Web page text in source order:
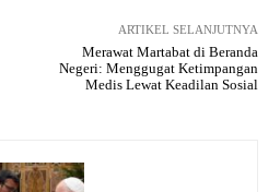
ARTIKEL SELANJUTNYA
Merawat Martabat di Beranda
Negeri: Menggugat Ketimpangan
Medis Lewat Keadilan Sosial